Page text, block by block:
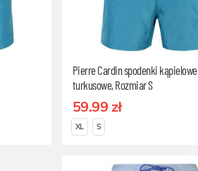
Pierre Cardin spodenki kąpielowe
turkusowe, Rozmiar S
59.99 zł
XL S